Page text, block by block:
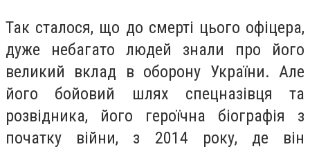
Так сталося, що до смерті цього офіцера,
дуже небагато людей знали про його
великий вклад в оборону України. Але
його бойовий шлях спецназівця та
розвідника, його героїчна біографія з
початку війни, з 2014 року, де він